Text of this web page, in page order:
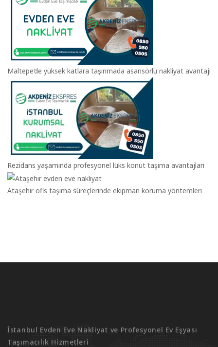
Maltepe’de yüksek katlara taşınmada asansörlü nakliyat avantajı
Rezidans yaşamında profesyonel lüks konut taşıma avantajları
Ataşehir ofis taşıma süreçlerinde ekipman koruma yöntemleri
İstanbul Evden Eve Nakliyat ve Profesyonel Ev Eşyası
Taşımacılık Hizmetleri